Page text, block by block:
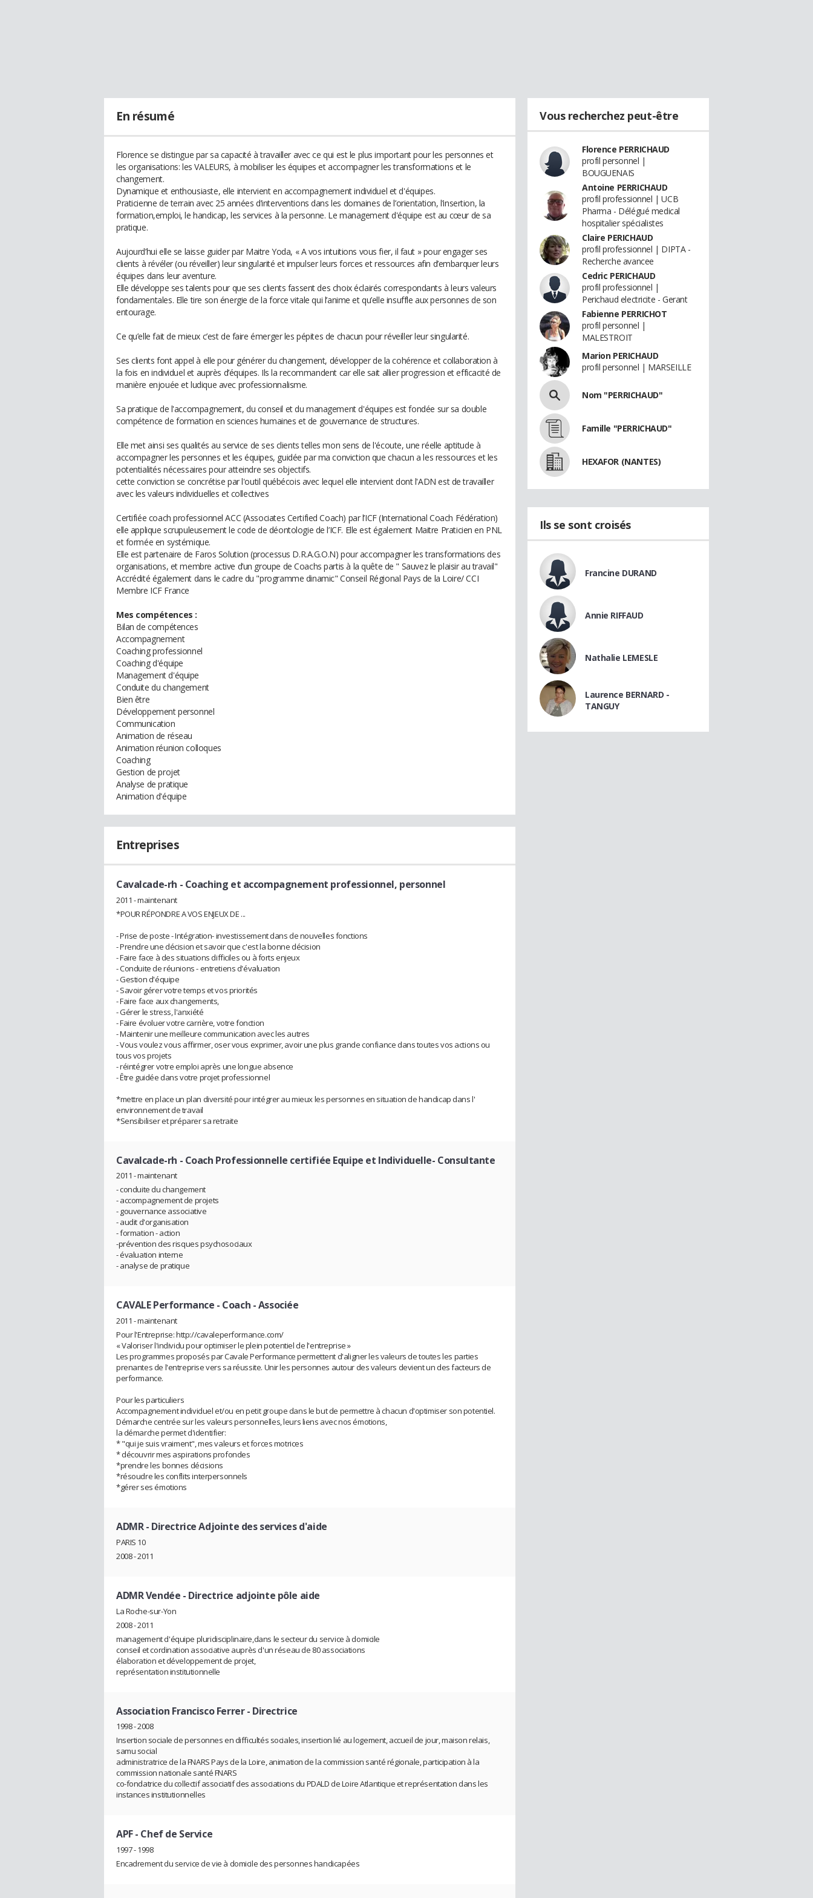
En résumé
Florence se distingue par sa capacité à travailler avec ce qui est le plus important pour les personnes et
les organisations: les VALEURS, à mobiliser les équipes et accompagner les transformations et le
changement.
Dynamique et enthousiaste, elle intervient en accompagnement individuel et d'équipes.
Praticienne de terrain avec 25 années d’interventions dans les domaines de l’orientation, l’insertion, la
formation,emploi, le handicap, les services à la personne. Le management d'équipe est au cœur de sa
pratique.
Aujourd’hui elle se laisse guider par Maitre Yoda, « A vos intuitions vous fier, il faut » pour engager ses
clients à révéler (ou réveiller) leur singularité et impulser leurs forces et ressources afin d’embarquer leurs
équipes dans leur aventure.
Elle développe ses talents pour que ses clients fassent des choix éclairés correspondants à leurs valeurs
fondamentales. Elle tire son énergie de la force vitale qui l’anime et qu’elle insuffle aux personnes de son
entourage.
Ce qu’elle fait de mieux c’est de faire émerger les pépites de chacun pour réveiller leur singularité.
Ses clients font appel à elle pour générer du changement, développer de la cohérence et collaboration à
la fois en individuel et auprès d’équipes. Ils la recommandent car elle sait allier progression et efficacité de
manière enjouée et ludique avec professionnalisme.
Sa pratique de l'accompagnement, du conseil et du management d'équipes est fondée sur sa double
compétence de formation en sciences humaines et de gouvernance de structures.
Elle met ainsi ses qualités au service de ses clients telles mon sens de l'écoute, une réelle aptitude à
accompagner les personnes et les équipes, guidée par ma conviction que chacun a les ressources et les
potentialités nécessaires pour atteindre ses objectifs.
cette conviction se concrétise par l'outil québécois avec lequel elle intervient dont l'ADN est de travailler
avec les valeurs individuelles et collectives
Certifiée coach professionnel ACC (Associates Certified Coach) par l’ICF (International Coach Fédération)
elle applique scrupuleusement le code de déontologie de l’ICF. Elle est également Maitre Praticien en PNL
et formée en systémique.
Elle est partenaire de Faros Solution (processus D.R.A.G.O.N) pour accompagner les transformations des
organisations, et membre active d’un groupe de Coachs partis à la quête de " Sauvez le plaisir au travail"
Accrédité également dans le cadre du "programme dinamic" Conseil Régional Pays de la Loire/ CCI
Membre ICF France
Mes compétences :
Bilan de compétences
Accompagnement
Coaching professionnel
Coaching d'équipe
Management d'équipe
Conduite du changement
Bien être
Développement personnel
Communication
Animation de réseau
Animation réunion colloques
Coaching
Gestion de projet
Analyse de pratique
Animation d'équipe
Entreprises
Cavalcade-rh - Coaching et accompagnement professionnel, personnel
2011 - maintenant
*POUR RÉPONDRE A VOS ENJEUX DE ...
- Prise de poste - Intégration- investissement dans de nouvelles fonctions
- Prendre une décision et savoir que c'est la bonne décision
- Faire face à des situations difficiles ou à forts enjeux
- Conduite de réunions - entretiens d'évaluation
- Gestion d'équipe
- Savoir gérer votre temps et vos priorités
- Faire face aux changements,
- Gérer le stress, l'anxiété
- Faire évoluer votre carrière, votre fonction
- Maintenir une meilleure communication avec les autres
- Vous voulez vous affirmer, oser vous exprimer, avoir une plus grande confiance dans toutes vos actions ou
tous vos projets
- réintégrer votre emploi après une longue absence
- Être guidée dans votre projet professionnel
*mettre en place un plan diversité pour intégrer au mieux les personnes en situation de handicap dans l'
environnement de travail
*Sensibiliser et préparer sa retraite
Cavalcade-rh - Coach Professionnelle certifiée Equipe et Individuelle- Consultante
2011 - maintenant
- conduite du changement
- accompagnement de projets
- gouvernance associative
- audit d'organisation
- formation - action
-prévention des risques psychosociaux
- évaluation interne
- analyse de pratique
CAVALE Performance - Coach - Associée
2011 - maintenant
Pour l'Entreprise: http://cavaleperformance.com/
« Valoriser l'individu pour optimiser le plein potentiel de l'entreprise »
Les programmes proposés par Cavale Performance permettent d'aligner les valeurs de toutes les parties
prenantes de l'entreprise vers sa réussite. Unir les personnes autour des valeurs devient un des facteurs de
performance.
Pour les particuliers
Accompagnement individuel et/ou en petit groupe dans le but de permettre à chacun d'optimiser son potentiel.
Démarche centrée sur les valeurs personnelles, leurs liens avec nos émotions,
la démarche permet d'identifier:
* "qui je suis vraiment", mes valeurs et forces motrices
* découvrir mes aspirations profondes
*prendre les bonnes décisions
*résoudre les conflits interpersonnels
*gérer ses émotions
ADMR- Directrice Adjointe des services d'aide
PARIS 10
2008 - 2011
ADMR Vendée - Directrice adjointe pôle aide
La Roche-sur-Yon
2008 - 2011
management d'équipe pluridisciplinaire,dans le secteur du service à domicile
conseil et cordination associative auprès d'un réseau de 80 associations
élaboration et développement de projet,
représentation institutionnelle
Association Francisco Ferrer- Directrice
1998 - 2008
Insertion sociale de personnes en difficultés sociales, insertion lié au logement, accueil de jour, maison relais,
samu social
administratrice de la FNARS Pays de la Loire, animation de la commission santé régionale, participation à la
commission nationale santé FNARS
co-fondatrice du collectif associatif des associations du PDALD de Loire Atlantique et représentation dans les
instances institutionnelles
APF- Chef de Service
1997 - 1998
Encadrement du service de vie à domicile des personnes handicapées
Vous recherchez peut-être
Florence PERRICHAUD
profil personnel |
BOUGUENAIS
Antoine PERRICHAUD
profil professionnel | UCB
Pharma - Délégué medical
hospitalier spécialistes
Claire PERICHAUD
profil professionnel | DIPTA -
Recherche avancee
Cedric PERICHAUD
profil professionnel |
Perichaud electricite - Gerant
Fabienne PERRICHOT
profil personnel |
MALESTROIT
Marion PERICHAUD
profil personnel | MARSEILLE
Nom "PERRICHAUD"
Famille "PERRICHAUD"
HEXAFOR (NANTES)
Ils se sont croisés
Francine DURAND
Annie RIFFAUD
Nathalie LEMESLE
Laurence BERNARD -
TANGUY